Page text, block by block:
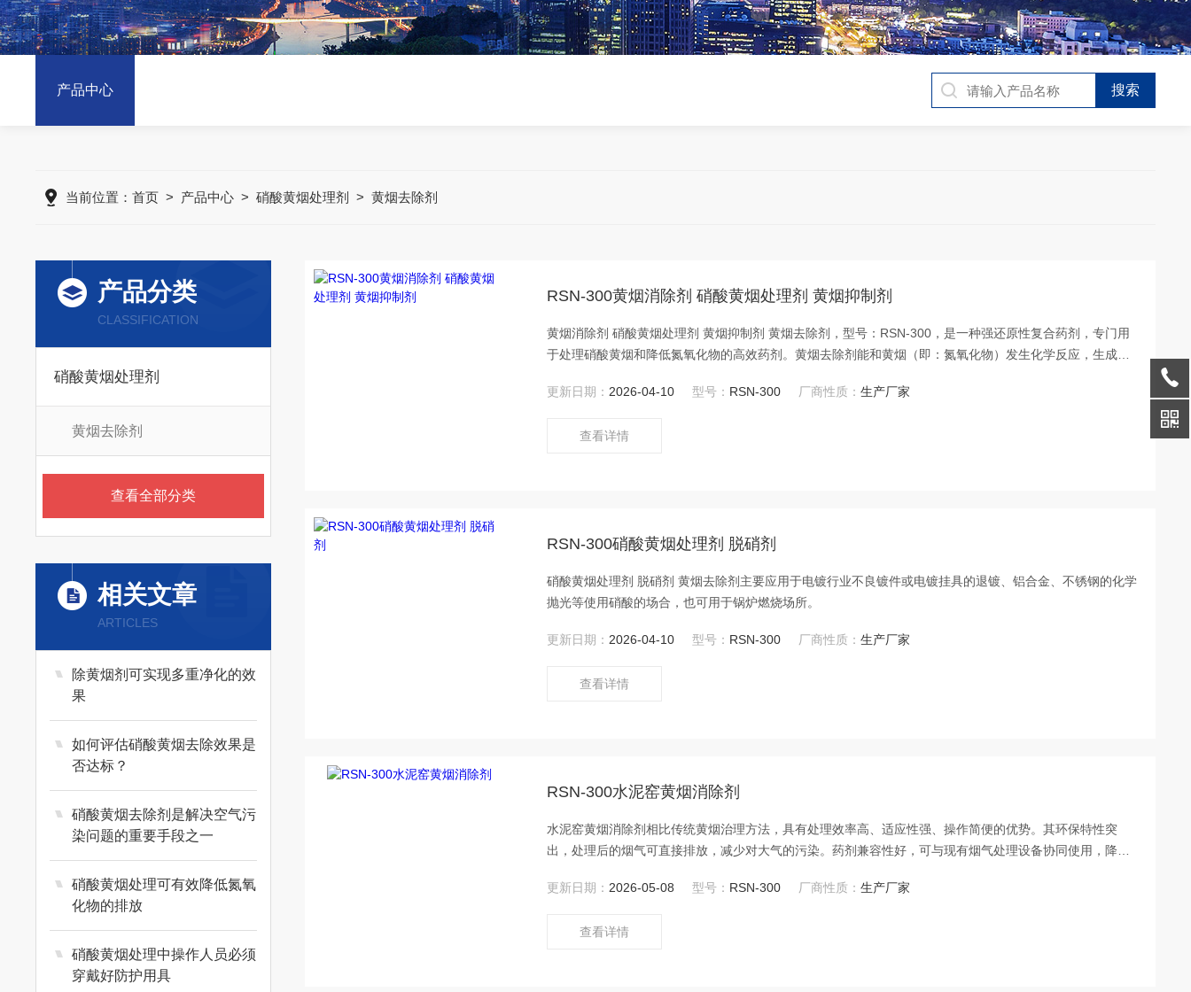
产品中心
当前位置：首页 > 产品中心 >硝酸黄烟处理剂 >黄烟去除剂
产品分类
CLASSIFICATION
硝酸黄烟处理剂
黄烟去除剂
查看全部分类
相关文章
ARTICLES
除黄烟剂可实现多重净化的效
果
如何评估硝酸黄烟去除效果是
否达标？
硝酸黄烟去除剂是解决空气污
染问题的重要手段之一
硝酸黄烟处理可有效降低氮氧
化物的排放
硝酸黄烟处理中操作人员必须
穿戴好防护用具
RSN-300黄烟消除剂 硝酸黄烟处理剂 黄烟抑制剂
黄烟消除剂 硝酸黄烟处理剂 黄烟抑制剂 黄烟去除剂，型号：RSN-300，是一种强还原性复合药剂，专门用
于处理硝酸黄烟和降低氮氧化物的高效药剂。黄烟去除剂能和黄烟（即：氮氧化物）发生化学反应，生成氮
更新日期： 2026-04-10 型号： RSN-300 厂商性质：生产厂家
查看详情
RSN-300硝酸黄烟处理剂 脱硝剂
硝酸黄烟处理剂 脱硝剂 黄烟去除剂主要应用于电镀行业不良镀件或电镀挂具的退镀、铝合金、不锈钢的化学
抛光等使用硝酸的场合，也可用于锅炉燃烧场所。
更新日期： 2026-04-10 型号： RSN-300 厂商性质：生产厂家
查看详情
RSN-300水泥窑黄烟消除剂
水泥窑黄烟消除剂相比传统黄烟治理方法，具有处理效率高、适应性强、操作简便的优势。其环保特性突
出，处理后的烟气可直接排放，减少对大气的污染。药剂兼容性好，可与现有烟气处理设备协同使用，降低
更新日期： 2026-05-08 型号： RSN-300 厂商性质：生产厂家
查看详情